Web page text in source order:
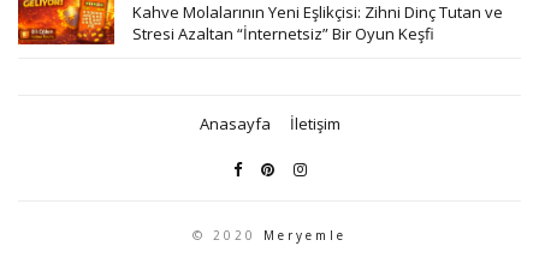
Kahve Molalarının Yeni Eşlikçisi: Zihni Dinç Tutan ve
Stresi Azaltan “İnternetsiz” Bir Oyun Keşfi
Anasayfa İletişim
© 2020 Meryemle